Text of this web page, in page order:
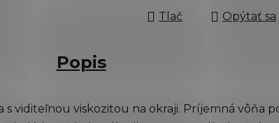
Tlač Opýtať sa
Popis
viditeľnou viskozitou na okraji. Príjemná vôňa